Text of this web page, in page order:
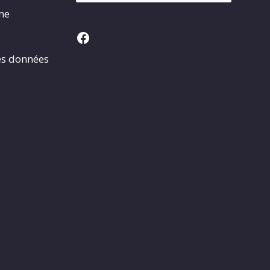
données
Facebook